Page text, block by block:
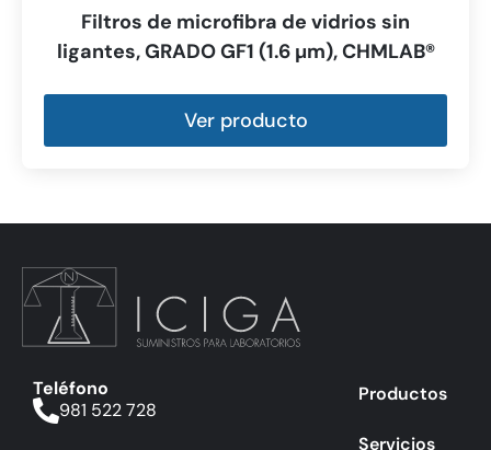
Filtros de microfibra de vidrios sin
ligantes, GRADO GF1 (1.6 µm), CHMLAB®
Ver producto
Teléfono
981 522 728
Productos
Servicios